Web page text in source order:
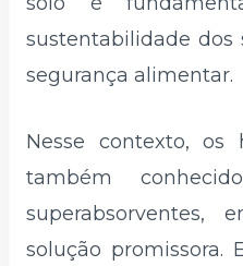
sustentabilidade dos
segurança alimentar.
Nesse contexto, os
também
superabsorventes,
solução promissora.